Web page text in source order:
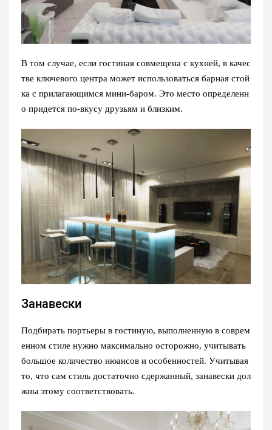
В том случае, если гостиная совмещена с кухней, в качес
тве ключевого центра может использоваться барная стой
ка с прилагающимся мини-баром. Это место определенн
о придется по-вкусу друзьям и близким.
Занавески
Подбирать портьеры в гостиную, выполненную в соврем
енном стиле нужно максимально осторожно, учитывать
большое количество нюансов и особенностей. Учитывая
то, что сам стиль достаточно сдержанный, занавески дол
жны этому соответствовать.